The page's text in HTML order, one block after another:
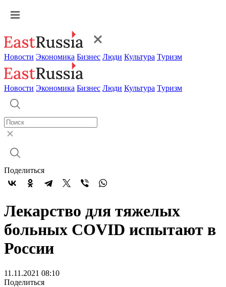
Новости Экономика Бизнес Люди Культура Туризм
Новости Экономика Бизнес Люди Культура Туризм
Поделиться
Лекарство для тяжелых
больных COVID испытают в
России
11.11.2021 08:10
Поделиться